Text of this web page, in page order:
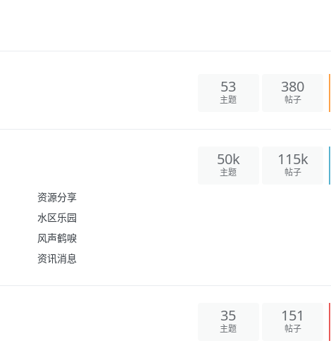
53 380
资源分享
水区乐园
风声鹤唳
50k 115k
35 151